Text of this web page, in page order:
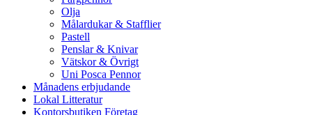
Olja
Målardukar & Stafflier
Pastell
Penslar & Knivar
Vätskor & Övrigt
Uni Posca Pennor
Månadens erbjudande
Lokal Litteratur
Kontorsbutiken Företag